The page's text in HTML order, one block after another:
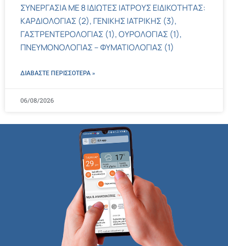
ΣΥΝΕΡΓΑΣΙΑ ΜΕ 8 ΙΔΙΩΤΕΣ ΙΑΤΡΟΥΣ ΕΙΔΙΚΟΤΗΤΑΣ:
ΚΑΡΔΙΟΛΟΓΙΑΣ (2), ΓΕΝΙΚΗΣ ΙΑΤΡΙΚΗΣ (3),
ΓΑΣΤΡΕΝΤΕΡΟΛΟΓΙΑΣ (1), ΟΥΡΟΛΟΓΙΑΣ (1),
ΠΝΕΥΜΟΝΟΛΟΓΙΑΣ – ΦΥΜΑΤΙΟΛΟΓΙΑΣ (1)
ΔΙΑΒΑΣΤΕ ΠΕΡΙΣΣΌΤΕΡΑ »
06/08/2026